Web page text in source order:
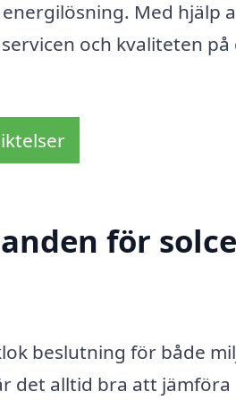
Med hjälp
och kvaliteten på
för
beslutning för både
det alltid bra att